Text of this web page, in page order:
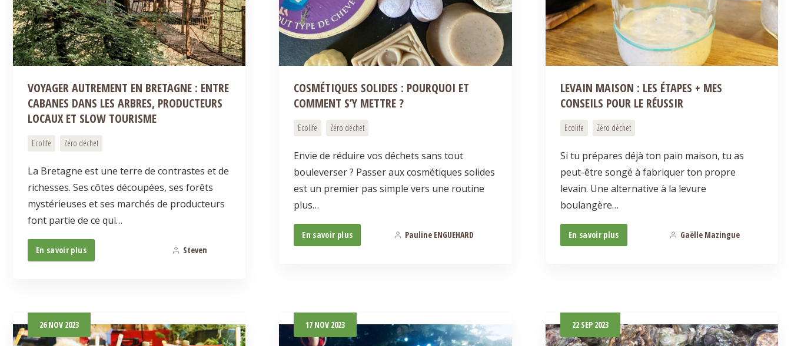
VOYAGER AUTREMENT EN BRETAGNE : ENTRE
CABANES DANS LES ARBRES, PRODUCTEURS
LOCAUX ET SLOW TOURISME
Ecolife Zéro déchet
La Bretagne est une terre de contrastes et de
richesses. Ses côtes découpées, ses forêts
mystérieuses et ses marchés de producteurs
font partie de ce qui…
En savoir plus Steven
COSMÉTIQUES SOLIDES : POURQUOI ET
COMMENT S’Y METTRE ?
Ecolife Zéro déchet
Envie de réduire vos déchets sans tout
bouleverser ? Passer aux cosmétiques solides
est un premier pas simple vers une routine
plus…
En savoir plus Pauline ENGUEHARD
LEVAIN MAISON : LES ÉTAPES + MES
CONSEILS POUR LE RÉUSSIR
Ecolife Zéro déchet
Si tu prépares déjà ton pain maison, tu as
peut-être songé à fabriquer ton propre
levain. Une alternative à la levure
boulangère…
En savoir plus Gaëlle Mazingue
26NOV 2023 17 NOV 2023 22 SEP 2023